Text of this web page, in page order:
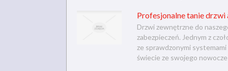
Profesjonalne tanie drzwi
Drzwi zewnętrzne do
zabezpieczeń. Jednym z
ze sprawdzonymi
świecie ze swojego